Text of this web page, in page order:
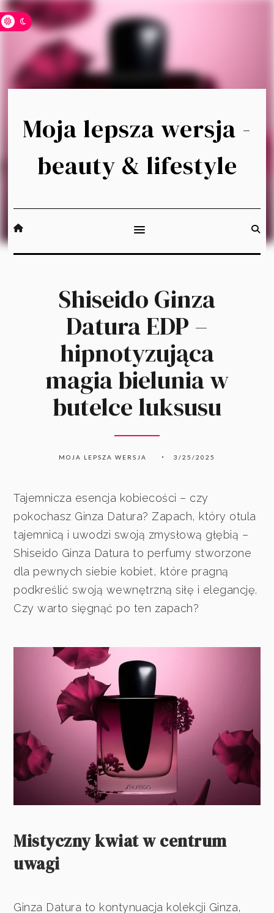
Moja lepsza wersja -
beauty & lifestyle
Shiseido Ginza
Datura EDP –
hipnotyzująca
magia bielunia w
butelce luksusu
MOJA LEPSZA WERSJA 3/25/2025
Tajemnicza esencja kobiecości – czy
pokochasz Ginza Datura? Zapach, który otula
tajemnicą i uwodzi swoją zmysłową głębią –
Shiseido Ginza Datura to perfumy stworzone
dla pewnych siebie kobiet, które pragną
podkreślić swoją wewnętrzną siłę i elegancję.
Czy warto sięgnąć po ten zapach?
Mistyczny kwiat w centrum
uwagi
Ginza Datura to kontynuacja kolekcji Ginza,